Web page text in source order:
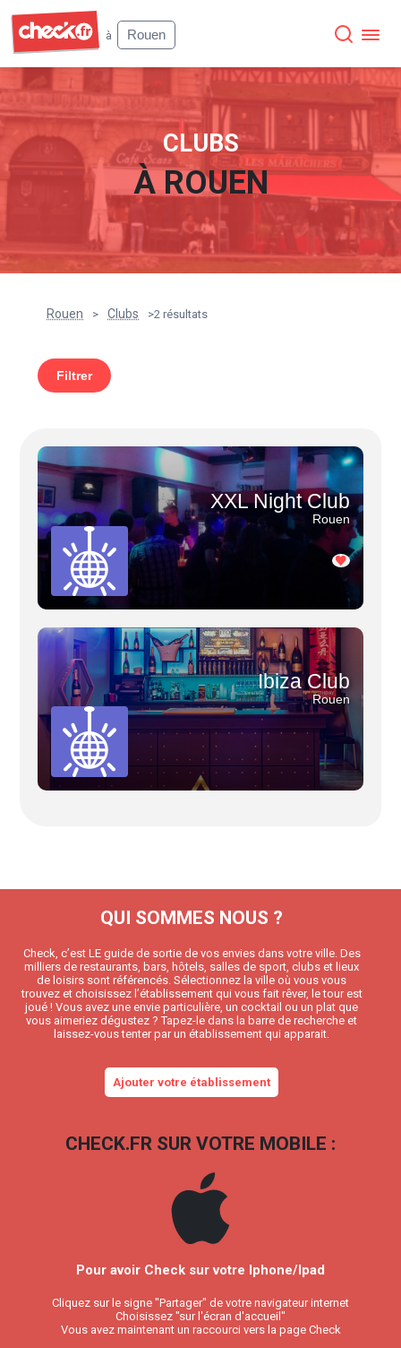
à
Rouen
CLUBS
À ROUEN
Rouen > Clubs >2 résultats
Filtrer
XXL Night Club
Rouen
Ibiza Club
Rouen
QUI SOMMES NOUS ?
Check, c’est LE guide de sortie de vos envies dans votre ville. Des
milliers de restaurants, bars, hôtels, salles de sport, clubs et lieux
de loisirs sont référencés. Sélectionnez la ville où vous vous
trouvez et choisissez l’établissement qui vous fait rêver, le tour est
joué ! Vous avez une envie particulière, un cocktail ou un plat que
vous aimeriez dégustez ? Tapez-le dans la barre de recherche et
laissez-vous tenter par un établissement qui apparait.
Ajouter votre établissement
CHECK.FR SUR VOTRE MOBILE :
Pour avoir Check sur votre Iphone/Ipad
Cliquez sur le signe "Partager" de votre navigateur internet
Choisissez "sur l'écran d'accueil"
Vous avez maintenant un raccourci vers la page Check